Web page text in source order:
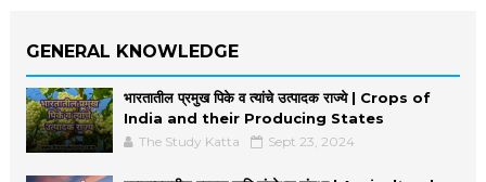
GENERAL KNOWLEDGE
भारतातील प्रमुख पिके व त्यांचे उत्पादक राज्ये | Crops of
India and their Producing States
The Study Katta Sept 23, 2024